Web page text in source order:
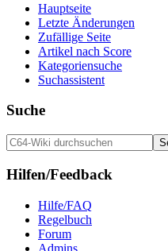
Hauptseite
Letzte Änderungen
Zufällige Seite
Artikel nach Score
Kategoriensuche
Suchassistent
Suche
Hilfen/Feedback
Hilfe/FAQ
Regelbuch
Forum
Admins